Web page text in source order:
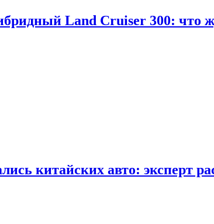
Land Cruiser 300: что
китайских авто: эксперт